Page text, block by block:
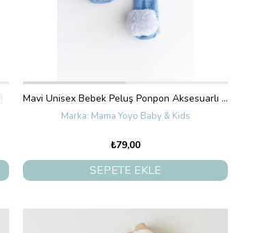
Mavi Unisex Bebek Peluş Ponpon Aksesuarlı Çorap
Mama Yoyo Baby & Kids
₺79,00
SEPETE EKLE